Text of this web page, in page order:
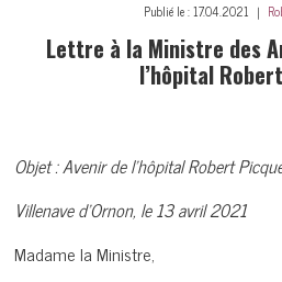
Publié le : 17.04.2021 ｜
Lettre à la Ministre des
l’hôpital
Objet : Avenir de l’hôpital Robert
Villenave d’Ornon, le 13 avril 2021
Madame la Ministre,